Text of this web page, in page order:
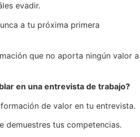
evadir.
a tu próxima primera
que no aporta ningún valor a
en una entrevista de trabajo?
de valor en tu entrevista.
demuestres tus competencias.